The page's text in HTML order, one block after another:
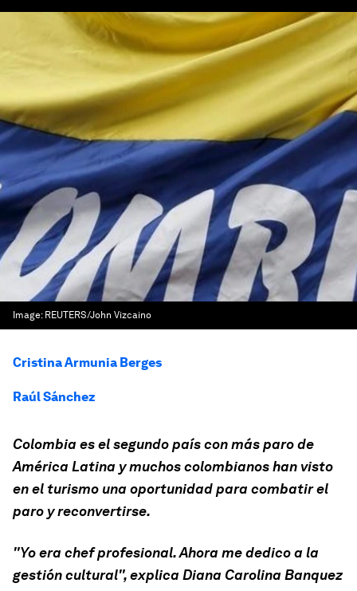
Image: REUTERS/John Vizcaino
Cristina Armunia Berges
Raúl Sánchez
Colombia es el segundo país con más paro de
América Latina y muchos colombianos han visto
en el turismo una oportunidad para combatir el
paro y reconvertirse.
"Yo era chef profesional. Ahora me dedico a la
gestión cultural", explica Diana Carolina Banquez